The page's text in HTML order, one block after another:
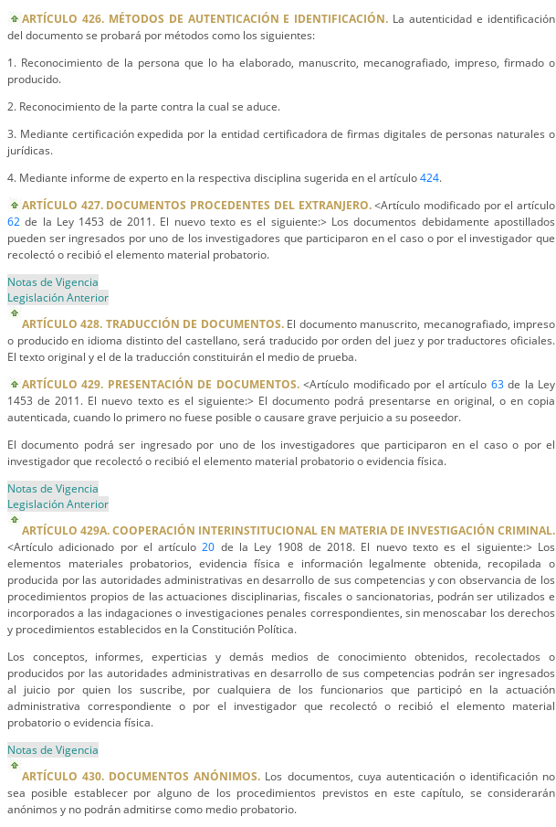
ARTÍCULO 426. MÉTODOS DE AUTENTICACIÓN E IDENTIFICACIÓN. La autenticidad e identificación
del documento se probará por métodos como los siguientes:
1. Reconocimiento de la persona que lo ha elaborado, manuscrito, mecanografiado, impreso, firmado o
producido.
2. Reconocimiento de la parte contra la cual se aduce.
3. Mediante certificación expedida por la entidad certificadora de firmas digitales de personas naturales o
jurídicas.
4. Mediante informe de experto en la respectiva disciplina sugerida en el artículo424.
ARTÍCULO 427. DOCUMENTOS PROCEDENTES DEL EXTRANJERO.<Artículo modificado por el artículo
62 de la Ley 1453 de 2011. El nuevo texto es el siguiente:> Los documentos debidamente apostillados
pueden ser ingresados por uno de los investigadores que participaron en el caso o por el investigador que
recolectó o recibió el elemento material probatorio.
Notas de Vigencia
Legislación Anterior
ARTÍCULO 428. TRADUCCIÓN DE DOCUMENTOS.El documento manuscrito, mecanografiado, impreso
o producido en idioma distinto del castellano, será traducido por orden del juez y por traductores oficiales.
El texto original y el de la traducción constituirán el medio de prueba.
ARTÍCULO 429. PRESENTACIÓN DE DOCUMENTOS.<Artículo modificado por el artículo 63de la Ley
1453 de 2011. El nuevo texto es el siguiente:> El documento podrá presentarse en original, o en copia
autenticada, cuando lo primero no fuese posible o causare grave perjuicio a su poseedor.
El documento podrá ser ingresado por uno de los investigadores que participaron en el caso o por el
investigador que recolectó o recibió el elemento material probatorio o evidencia física.
Notas de Vigencia
Legislación Anterior
ARTÍCULO 429A. COOPERACIÓN INTERINSTITUCIONAL EN MATERIA DE INVESTIGACIÓN CRIMINAL.
<Artículo adicionado por el artículo20 de la Ley 1908 de 2018. El nuevo texto es el siguiente:> Los
elementos materiales probatorios, evidencia física e información legalmente obtenida, recopilada o
producida por las autoridades administrativas en desarrollo de sus competencias y con observancia de los
procedimientos propios de las actuaciones disciplinarias, fiscales o sancionatorias, podrán ser utilizados e
incorporados a las indagaciones o investigaciones penales correspondientes, sin menoscabar los derechos
y procedimientos establecidos en la Constitución Política.
Los conceptos, informes, experticias y demás medios de conocimiento obtenidos, recolectados o
producidos por las autoridades administrativas en desarrollo de sus competencias podrán ser ingresados
al juicio por quien los suscribe, por cualquiera de los funcionarios que participó en la actuación
administrativa correspondiente o por el investigador que recolectó o recibió el elemento material
probatorio o evidencia física.
Notas de Vigencia
ARTÍCULO 430. DOCUMENTOS ANÓNIMOS. Los documentos, cuya autenticación o identificación no
sea posible establecer por alguno de los procedimientos previstos en este capítulo, se considerarán
anónimos y no podrán admitirse como medio probatorio.